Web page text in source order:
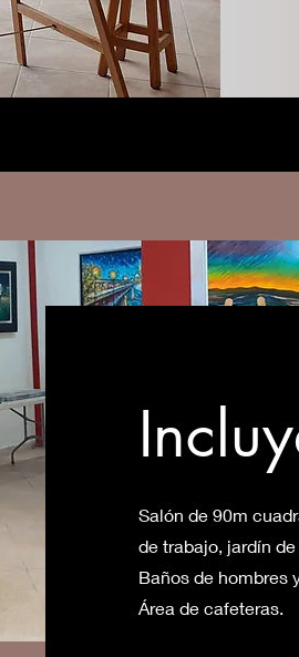
Salón de 90m
de trabajo, jardín
Baños de hombres
Área de cafeteras.